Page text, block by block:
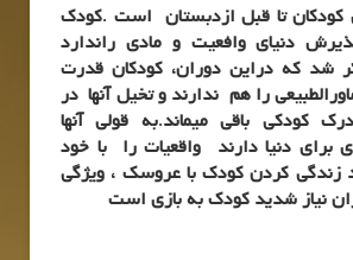
تا قبل ازدبستان است .کودک
دنیای وافعیت و مادی راندارد
شد که دراین دوران، کودکان قدرت
را هم ندارند و تخیل آنها در
کودکی باقی میماند.به قولی آنها
برای دنیا دارند واقعیات را با خود
زندگی کردن کودک با عروسک ، ویژگی
نیاز شدید کودک به بازی است